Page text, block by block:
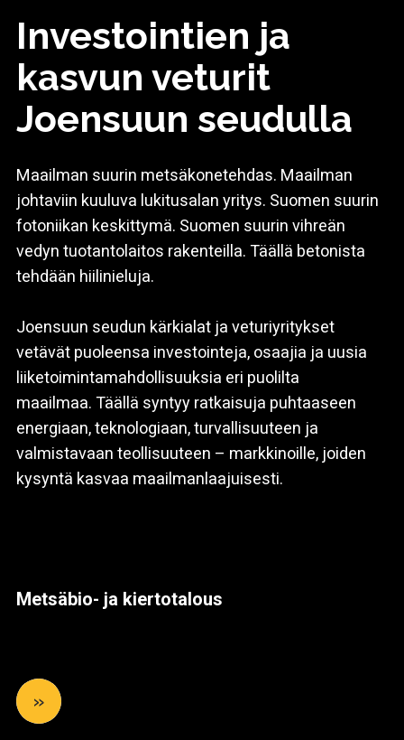
Investointien ja
kasvun veturit
Joensuun seudulla
Maailman suurin metsäkonetehdas. Maailman
johtaviin kuuluva lukitusalan yritys. Suomen suurin
fotoniikan keskittymä. Suomen suurin vihreän
vedyn tuotantolaitos rakenteilla. Täällä betonista
tehdään hiilinieluja.
Joensuun seudun kärkialat ja veturiyritykset
vetävät puoleensa investointeja, osaajia ja uusia
liiketoimintamahdollisuuksia eri puolilta
maailmaa. Täällä syntyy ratkaisuja puhtaaseen
energiaan, teknologiaan, turvallisuuteen ja
valmistavaan teollisuuteen – markkinoille, joiden
kysyntä kasvaa maailmanlaajuisesti.
Metsäbio- ja kiertotalous
»